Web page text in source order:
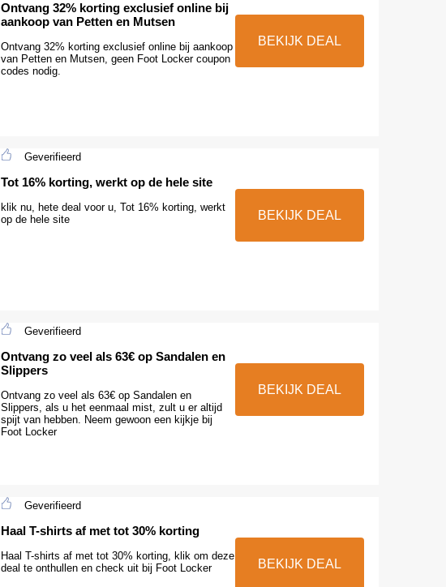
Ontvang 32% korting exclusief online bij
aankoop van Petten en Mutsen
Ontvang 32% korting exclusief online bij aankoop
van Petten en Mutsen, geen Foot Locker coupon
codes nodig.
BEKIJK DEAL
Geverifieerd
Tot 16% korting, werkt op de hele site
klik nu, hete deal voor u, Tot 16% korting, werkt
op de hele site
BEKIJK DEAL
Geverifieerd
Ontvang zo veel als 63€ op Sandalen en
Slippers
Ontvang zo veel als 63€ op Sandalen en
Slippers, als u het eenmaal mist, zult u er altijd
spijt van hebben. Neem gewoon een kijkje bij
Foot Locker
BEKIJK DEAL
Geverifieerd
Haal T-shirts af met tot 30% korting
Haal T-shirts af met tot 30% korting, klik om deze
deal te onthullen en check uit bij Foot Locker
BEKIJK DEAL